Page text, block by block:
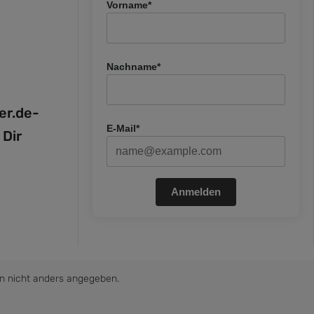
Vorname*
Nachname*
E-Mail*
Anmelden
nicht anders angegeben.